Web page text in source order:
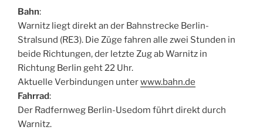
Bahn:
Warnitz liegt direkt an der Bahnstrecke Berlin-
Stralsund (RE3). Die Züge fahren alle zwei Stunden in
beide Richtungen, der letzte Zug ab Warnitz in
Richtung Berlin geht 22 Uhr.
Aktuelle Verbindungen unterwww.bahn.de
Fahrrad:
Der Radfernweg Berlin-Usedom führt direkt durch
Warnitz.